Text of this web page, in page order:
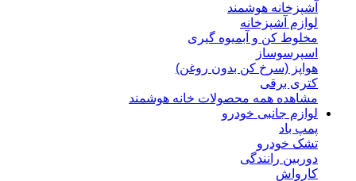
آشپزخانه هوشمند
لوازم آشپزخانه
مخلوط کن و آبمیوه گیری
اسپرسوساز
هواپز (سرخ کن بدون روغن)
کتری برقی
مشاهده همه محصولات خانه هوشمند
لوازم جانبی خودرو
پمپ باد
تشک خودرو
دوربین رانندگی
کارواش